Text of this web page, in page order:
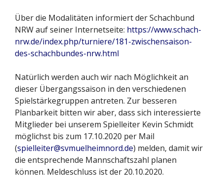
Über die Modalitäten informiert der Schachbund
NRW auf seiner Internetseite: https://www.schach-
nrw.de/index.php/turniere/181-zwischensaison-
des-schachbundes-nrw.html
Natürlich werden auch wir nach Möglichkeit an
dieser Übergangssaison in den verschiedenen
Spielstärkegruppen antreten. Zur besseren
Planbarkeit bitten wir aber, dass sich interessierte
Mitglieder bei unserem Spielleiter Kevin Schmidt
möglichst bis zum 17.10.2020 per Mail
(spielleiter@svmuelheimnord.de) melden, damit wir
die entsprechende Mannschaftszahl planen
können. Meldeschluss ist der 20.10.2020.